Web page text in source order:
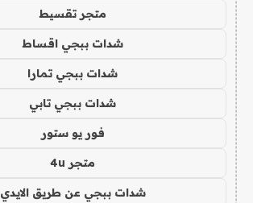
متجر تقسيط
شدات ببجي اقساط
شدات ببجي تمارا
شدات ببجي تابي
فور يو ستور
متجر 4u
شدات ببجي عن طريق الايدي